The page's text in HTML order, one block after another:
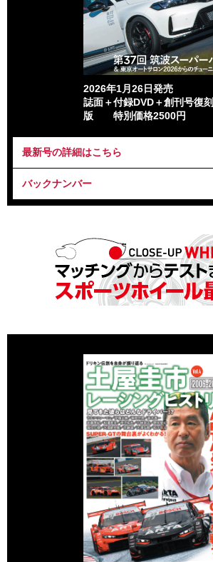
2026年1月26日発売
誌面＋付録DVD＋創刊号復刻
版 特別価格2500円
最新号の詳細はこちら
バックナンバー